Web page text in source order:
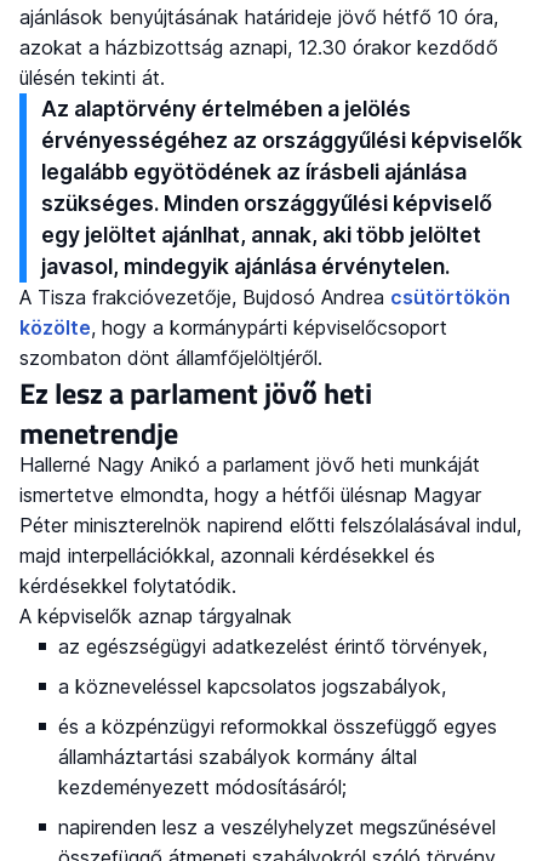
ajánlások benyújtásának határideje jövő hétfő 10 óra,
azokat a házbizottság aznapi, 12.30 órakor kezdődő
ülésén tekinti át.
Az alaptörvény értelmében a jelölés
érvényességéhez az országgyűlési képviselők
legalább egyötödének az írásbeli ajánlása
szükséges. Minden országgyűlési képviselő
egy jelöltet ajánlhat, annak, aki több jelöltet
javasol, mindegyik ajánlása érvénytelen.
A Tisza frakcióvezetője, Bujdosó Andrea csütörtökön
közölte, hogy a kormánypárti képviselőcsoport
szombaton dönt államfőjelöltjéről.
Ez lesz a parlament jövő heti
menetrendje
Hallerné Nagy Anikó a parlament jövő heti munkáját
ismertetve elmondta, hogy a hétfői ülésnap Magyar
Péter miniszterelnök napirend előtti felszólalásával indul,
majd interpellációkkal, azonnali kérdésekkel és
kérdésekkel folytatódik.
A képviselők aznap tárgyalnak
az egészségügyi adatkezelést érintő törvények,
a közneveléssel kapcsolatos jogszabályok,
és a közpénzügyi reformokkal összefüggő egyes
államháztartási szabályok kormány által
kezdeményezett módosításáról;
napirenden lesz a veszélyhelyzet megszűnésével